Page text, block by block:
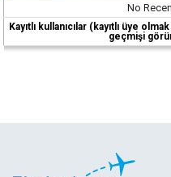
No
Kayıtlı kullanıcılar (kayıtlı üye
geçmişi